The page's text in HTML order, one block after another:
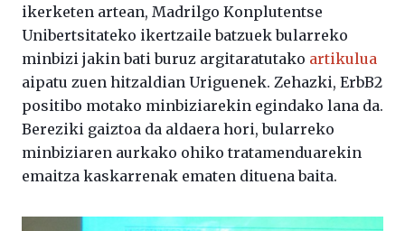
ikerketen artean, Madrilgo Konplutentse
Unibertsitateko ikertzaile batzuek bularreko
minbizi jakin bati buruz argitaratutako artikulua
aipatu zuen hitzaldian Uriguenek. Zehazki, ErbB2
positibo motako minbiziarekin egindako lana da.
Bereziki gaiztoa da aldaera hori, bularreko
minbiziaren aurkako ohiko tratamenduarekin
emaitza kaskarrenak ematen dituena baita.